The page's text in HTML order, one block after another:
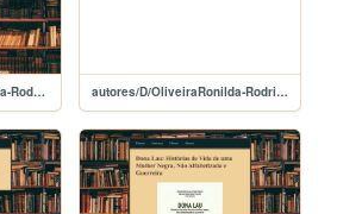
autores/O/Oliveira-Ronilda-Rodrigues-da-Silva autores/D/OliveiraRonilda-Rodrigues-da-Silva